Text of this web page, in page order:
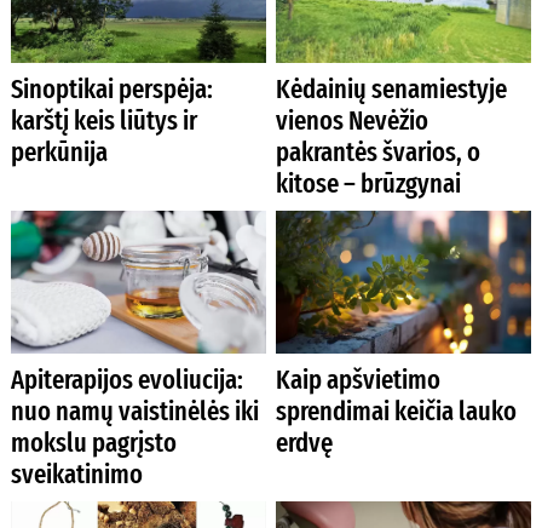
Sinoptikai perspėja:
karštį keis liūtys ir
perkūnija
Kėdainių senamiestyje
vienos Nevėžio
pakrantės švarios, o
kitose – brūzgynai
Apiterapijos evoliucija:
nuo namų vaistinėlės iki
mokslu pagrįsto
sveikatinimo
Kaip apšvietimo
sprendimai keičia lauko
erdvę